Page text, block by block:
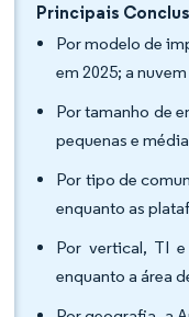
Principais
Por modelo de
em 2025; a
Por tamanho de
pequenas e
Por tipo de
enquanto as
Por vertical, TI
enquanto a área